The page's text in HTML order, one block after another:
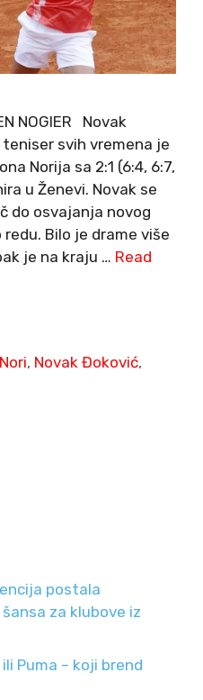
NOGIER Novak
svih vremena je
Norija sa 2:1 (6:4, 6:7,
u Ženevi. Novak se
do osvajanja novog
Bilo je drame više
je na kraju … Read
, Novak Đoković,
postala
za klubove iz
Puma – koji brend